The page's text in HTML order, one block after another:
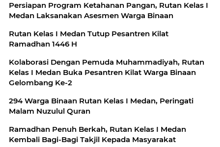
Persiapan Program Ketahanan Pangan, Rutan Kelas I
Medan Laksanakan Asesmen Warga Binaan
Rutan Kelas I Medan Tutup Pesantren Kilat
Ramadhan 1446 H
Kolaborasi Dengan Pemuda Muhammadiyah, Rutan
Kelas I Medan Buka Pesantren Kilat Warga Binaan
Gelombang Ke-2
294 Warga Binaan Rutan Kelas I Medan, Peringati
Malam Nuzulul Quran
Ramadhan Penuh Berkah, Rutan Kelas I Medan
Kembali Bagi-Bagi Takjil Kepada Masyarakat